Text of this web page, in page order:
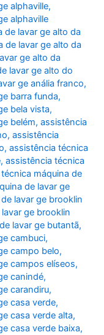
alphaville,
alphaville
de lavar ge alto da
de lavar ge alto da
ge alto da
lavar ge alto do
ge anália franco,
barra funda,
bela vista,
belém,assistência
,assistência
,assistência técnica
,assistência técnica
máquina de
de lavar ge
lavar ge brooklin
ge brooklin
lavar ge butantã,
cambuci,
campo belo,
campos elíseos,
canindé,
carandiru,
casa verde,
casa verde alta,
casa verde baixa,